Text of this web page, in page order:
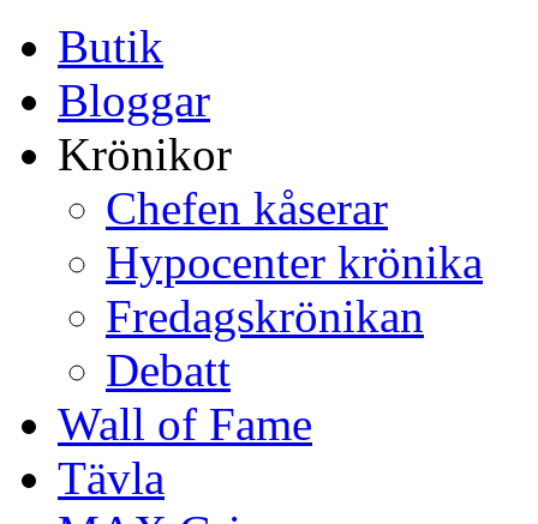
Butik
Bloggar
Krönikor
Chefen kåserar
Hypocenter krönika
Fredagskrönikan
Debatt
Wall of Fame
Tävla